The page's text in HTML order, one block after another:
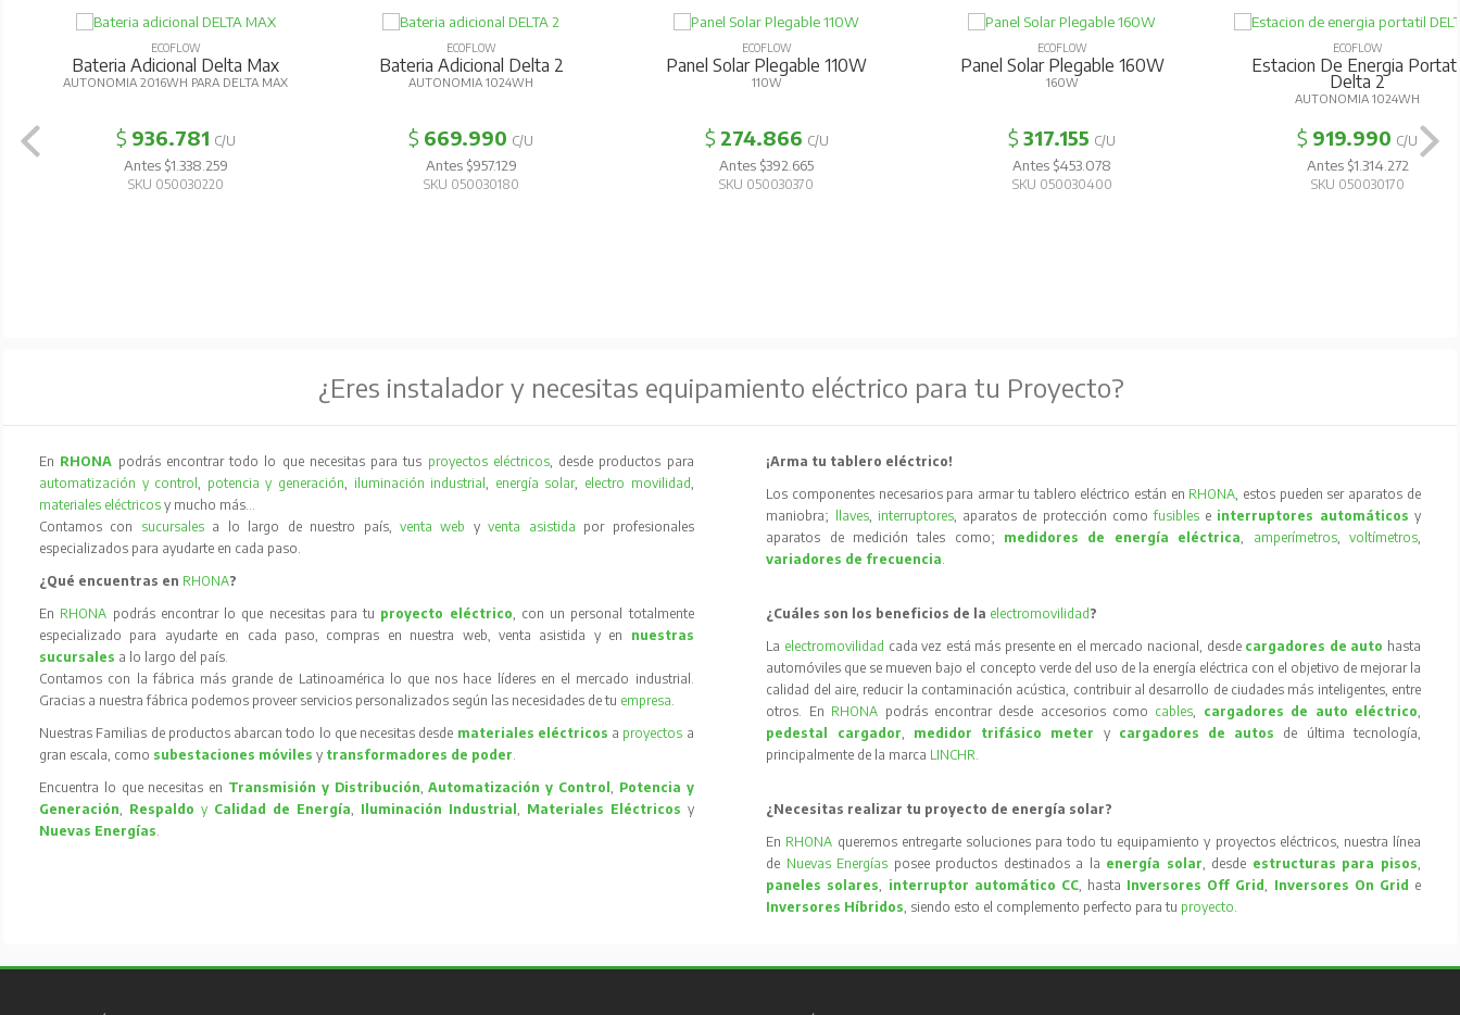
ECOFLOW
Bateria Adicional Delta Max
AUTONOMIA 2016WH PARA DELTA MAX
$ 936.781 C/U
Antes $1.338.259
SKU 050030220
ECOFLOW
Bateria Adicional Delta 2
AUTONOMIA 1024WH
$ 669.990 C/U
Antes $957.129
SKU 050030180
ECOFLOW
Panel Solar Plegable 110W
110W
$ 274.866 C/U
Antes $392.665
SKU 050030370
ECOFLOW
Panel Solar Plegable 160W
160W
$317.155 C/U
Antes $453.078
SKU 050030400
ECOFLOW
Estacion De Energia
Delta 2
AUTONOMIA 1024WH
$ 919.990 C/U
Antes $1.314.272
SKU 050030170
¿Eres instalador y necesitas equipamiento eléctrico para tu Proyecto?
En RHONA podrás encontrar todo lo que necesitas para tus proyectos eléctricos, desde productos para
automatización y control, potencia y generación, iluminación industrial, energía solar, electro movilidad,
materiales eléctricos y mucho más…
Contamos con sucursales a lo largo de nuestro país, venta web yventa asistida por profesionales
especializados para ayudarte en cada paso.
¿Qué encuentras en RHONA?
En RHONA podrás encontrar lo que necesitas para tu proyecto eléctrico, con un personal totalmente
especializado para ayudarte en cada paso, compras en nuestra web, venta asistida y en nuestras
sucursales a lo largo del país.
Contamos con la fábrica más grande de Latinoamérica lo que nos hace líderes en el mercado industrial.
Gracias a nuestra fábrica podemos proveer servicios personalizados según las necesidades de tu empresa.
Nuestras Familias de productos abarcan todo lo que necesitas desde materiales eléctricos a proyectos a
gran escala, como subestaciones móvilesy transformadores de poder.
Encuentra lo que necesitas en Transmisión y Distribución,Automatización y Control, Potencia y
Generación, Respaldo y Calidad de Energía, Iluminación Industrial , Materiales Eléctricos y
Nuevas Energías.
¡Arma tu tablero eléctrico!
Los componentes necesarios para armar tu tablero eléctrico están en RHONA, estos pueden ser aparatos de
maniobra;
llaves, interruptores, aparatos de protección comofusibles e interruptores automáticos y
aparatos de medición tales como; medidores de energía eléctrica, amperímetros, voltímetros,
variadores de frecuencia.
¿Cuáles son los beneficios de la electromovilidad ?
La electromovilidad cada vez está más presente en el mercado nacional, desde cargadores de auto hasta
automóviles que se mueven bajo el concepto verde del uso de la energía eléctrica con el objetivo de mejorar la
calidad del aire, reducir la contaminación acústica, contribuir al desarrollo de ciudades más inteligentes, entre
otros. En RHONA podrás encontrar desde accesorios como cables, cargadores de auto eléctrico,
pedestal cargador, medidor trifásico meter y cargadores de autos
de última tecnología,
principalmente de la marca LINCHR.
¿Necesitas realizar tu proyecto de energía solar?
En RHONA queremos entregarte soluciones para todo tu equipamiento y proyectos eléctricos, nuestra línea
de Nuevas Energías posee productos destinados a la energía solar, desde estructuras para pisos,
paneles solares, interruptor automático CC, hasta Inversores Off Grid, Inversores On Grid e
Inversores Híbridos, siendo esto el complemento perfecto para tu proyecto.